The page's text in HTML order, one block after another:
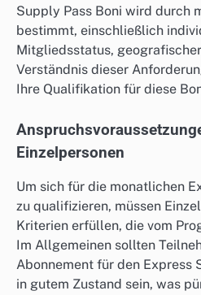
Supply Pass Boni wird durch
bestimmt, einschließlich
Mitgliedsstatus,
Verständnis dieser
Ihre Qualifikation für diese
Einzelpersonen
Um sich für die monatlichen
zu qualifizieren, müssen
Kriterien erfüllen, die vom
Im Allgemeinen sollten
Abonnement für den Express
in gutem Zustand sein, was